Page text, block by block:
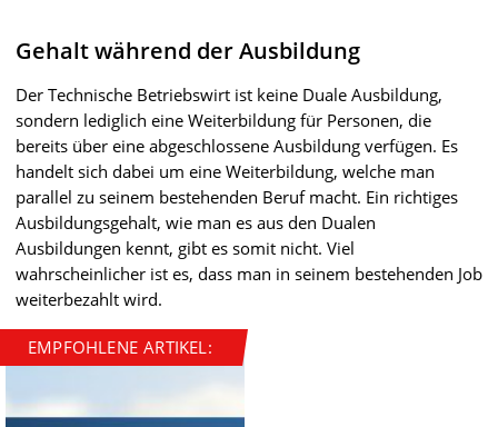
Gehalt während der Ausbildung
Der Technische Betriebswirt ist keine Duale Ausbildung,
sondern lediglich eine Weiterbildung für Personen, die
bereits über eine abgeschlossene Ausbildung verfügen. Es
handelt sich dabei um eine Weiterbildung, welche man
parallel zu seinem bestehenden Beruf macht. Ein richtiges
Ausbildungsgehalt, wie man es aus den Dualen
Ausbildungen kennt, gibt es somit nicht. Viel
wahrscheinlicher ist es, dass man in seinem bestehenden Job
weiterbezahlt wird.
EMPFOHLENE ARTIKEL: